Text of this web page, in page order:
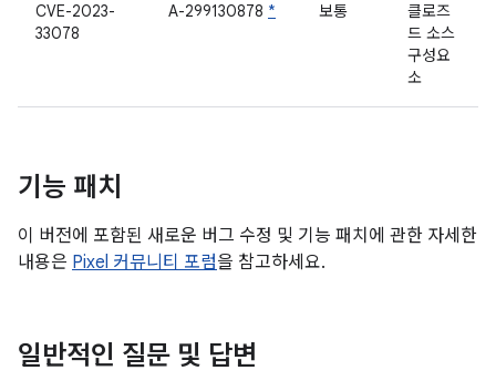
CVE-2023-
33078
A-299130878 * 보통
클로즈
드 소스
구성요
소
기능 패치
이 버전에 포함된 새로운 버그 수정 및 기능 패치에 관한 자세한
내용은 Pixel 커뮤니티 포럼을 참고하세요.
일반적인 질문 및 답변